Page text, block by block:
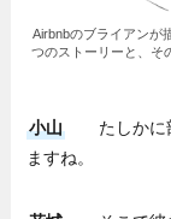
Airbnbのブライアンが
つのストーリーと、そ
小山
たしかに部
ますね。